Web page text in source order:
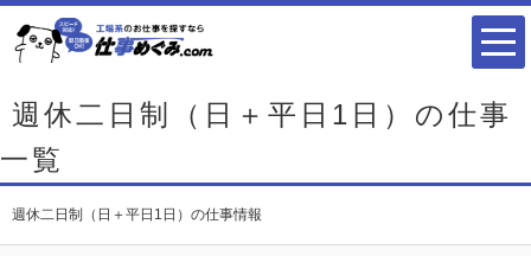
週休二日制（日＋平日1日）の仕事
一覧
週休二日制（日＋平日1日）の仕事情報